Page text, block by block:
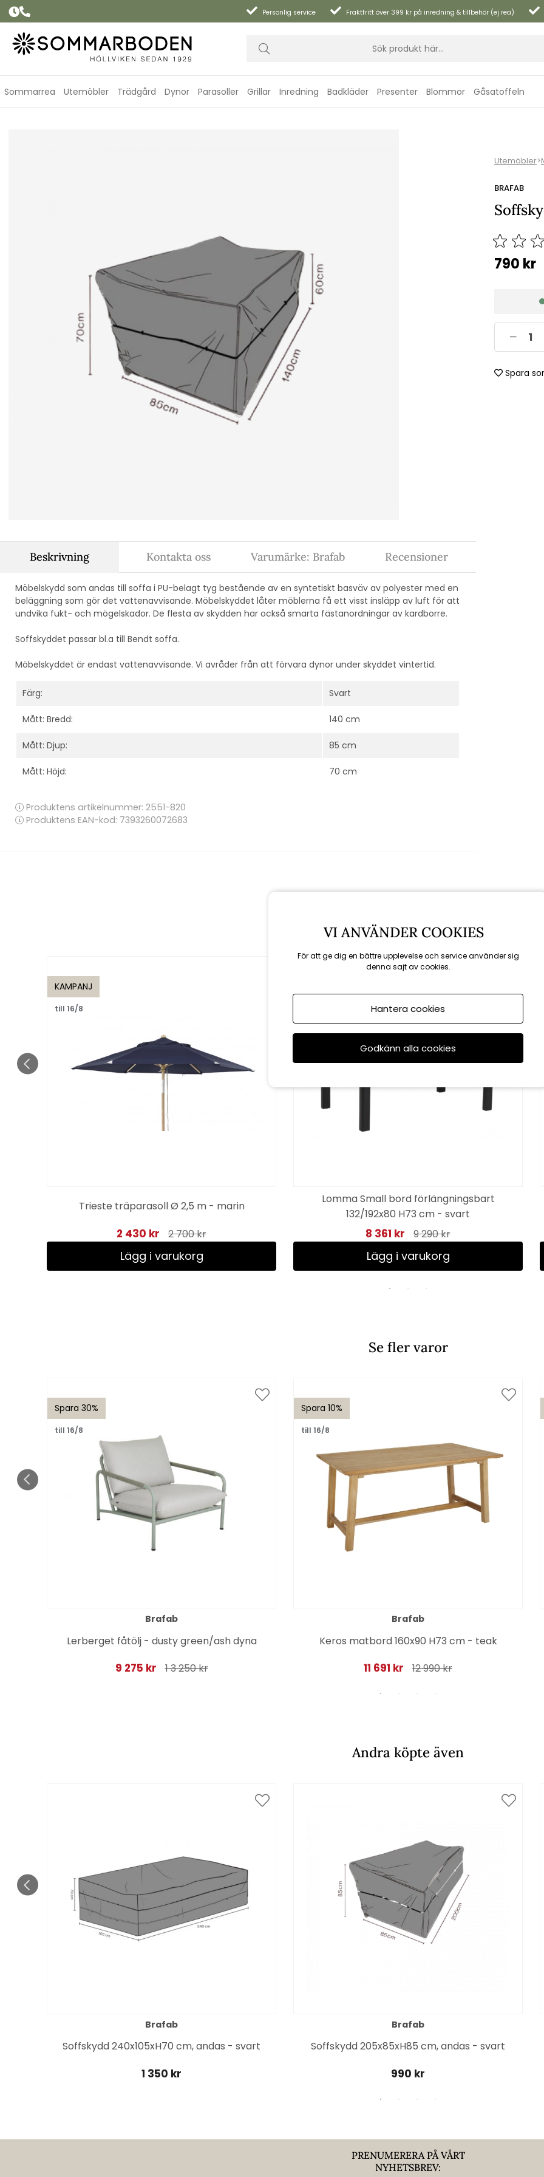
Personlig service Fraktfritt över 399 kr på inredning & tillbehör (ej rea)
Sommarrea Utemöbler Trädgård Dynor Parasoller Grillar Inredning Badkläder Presenter Blommor Gåsatoffeln
Utemöbler>
BRAFAB
790 kr
Spara
Beskrivning
Möbelskydd som andas till soffa i PU-belagt tyg bestående av en syntetiskt basväv av polyester med en
beläggning som gör det vattenavvisande. Möbelskyddet låter möblerna få ett visst insläpp av luft för att
undvika fukt- och mögelskador. De flesta av skydden har också smarta fästanordningar av kardborre.
Soffskyddet passar bl.a till Bendt soffa.
Möbelskyddet är endast vattenavvisande. Vi avråder från att förvara dynor under skyddet vintertid.
Färg: Svart
Mått: Bredd: 140 cm
Mått: Djup: 85 cm
Mått: Höjd: 70 cm
Produktens artikelnummer: 2551-820
Produktens EAN-kod: 7393260072683
Kontakta oss Varumärke: Brafab Recensioner
Rekommenderade tillbehör
KAMPANJ
till 16/8
Trieste träparasoll Ø 2,5 m - marin
2 430 kr 2 700 kr
Lägg i varukorg
Lomma Small bord förlängningsbart
132/192x80 H73 cm - svart
8 361 kr 9 290 kr
Lägg i varukorg
Se fler varor
Spara 30%
till 16/8
Brafab
Lerberget fåtölj - dusty green/ash dyna
9 275 kr 1 3 250 kr
Spara 10%
till 16/8
Brafab
Keros matbord 160x90 H73 cm - teak
11 691 kr 12 990 kr
Andra köpte även
Brafab
Soffskydd 240x105xH70 cm, andas - svart
1 350 kr
Brafab
Soffskydd 205x85xH85 cm, andas - svart
990 kr
PRENUMERERA PÅ VÅRT
NYHETSBREV:
VI ANVÄNDER COOKIES
För att ge dig en bättre upplevelse och service använder sig
denna sajt av cookies.
Hantera cookies
Godkänn alla cookies